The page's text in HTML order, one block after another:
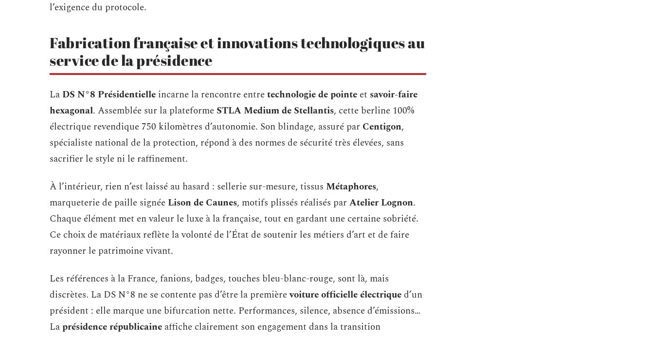
l’exigence du protocole.
Fabrication française et innovations technologiques au
service de la présidence
La DS N°8 Présidentielle incarne la rencontre entretechnologie de pointe et savoir-faire
hexagonal. Assemblée sur la plateforme STLA Medium de Stellantis, cette berline 100%
électrique revendique 750 kilomètres d’autonomie. Son blindage, assuré par Centigon,
spécialiste national de la protection, répond à des normes de sécurité très élevées, sans
sacrifier le style ni le raffinement.
À l’intérieur, rien n’est laissé au hasard : sellerie sur-mesure, tissus Métaphores,
marqueterie de paille signée Lison de Caunes, motifs plissés réalisés par Atelier Lognon.
Chaque élément met en valeur le luxe à la française, tout en gardant une certaine sobriété.
Ce choix de matériaux reflète la volonté de l’État de soutenir les métiers d’art et de faire
rayonner le patrimoine vivant.
Les références à la France, fanions, badges, touches bleu-blanc-rouge, sont là, mais
discrètes. La DS N°8 ne se contente pas d’être la premièrevoiture officielle électriqued’un
président : elle marque une bifurcation nette. Performances, silence, absence d’émissions…
Laprésidence républicaine affiche clairement son engagement dans la transition